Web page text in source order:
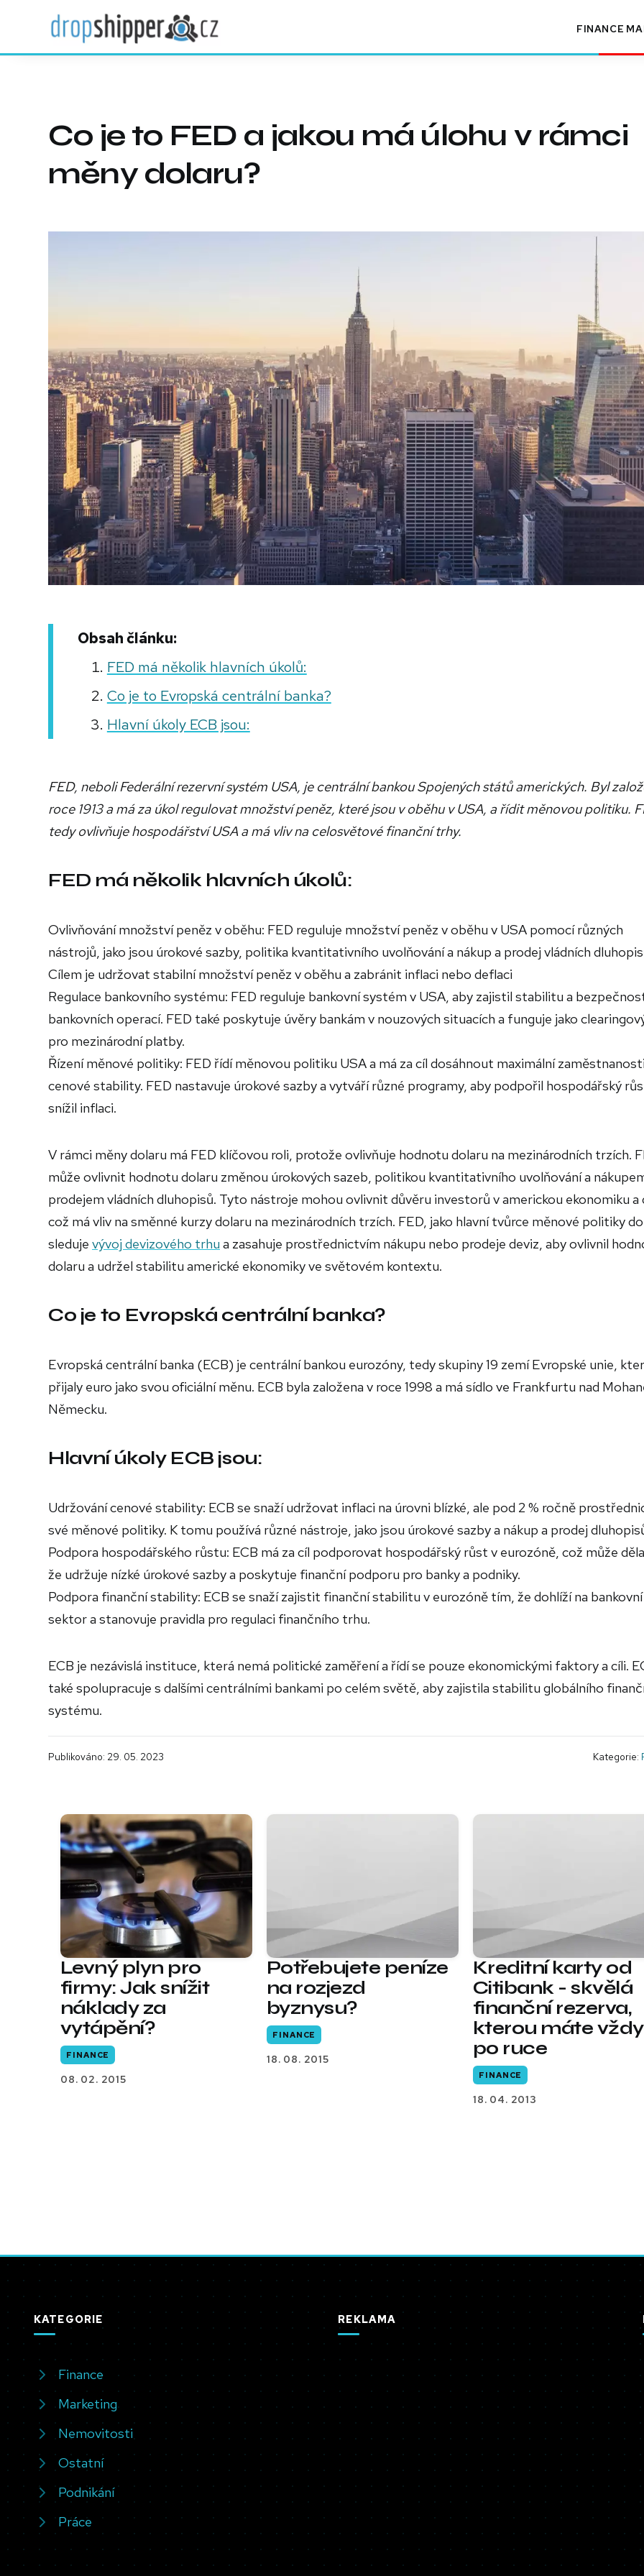
FINANCE
Co je to FED a jakou má úlohu v rámci
měny dolaru?
Obsah článku:
FED má několik hlavních úkolů:
Co je to Evropská centrální banka?
Hlavní úkoly ECB jsou:
FED, neboli Federální rezervní systém USA, je centrální bankou Spojených států amerických. Byl
roce 1913 a má za úkol regulovat množství peněz, které jsou v oběhu v USA, a řídit měnovou politiku.
tedy ovlivňuje hospodářství USA a má vliv na celosvětové finanční trhy.
FED má několik hlavních úkolů:
Ovlivňování množství peněz v oběhu: FED reguluje množství peněz v oběhu v USA pomocí různých
nástrojů, jako jsou úrokové sazby, politika kvantitativního uvolňování a nákup a prodej vládních
Cílem je udržovat stabilní množství peněz v oběhu a zabránit inflaci nebo deflaci
Regulace bankovního systému: FED reguluje bankovní systém v USA, aby zajistil stabilitu a
bankovních operací. FED také poskytuje úvěry bankám v nouzových situacích a funguje jako
pro mezinárodní platby.
Řízení měnové politiky: FED řídí měnovou politiku USA a má za cíl dosáhnout maximální
cenové stability. FED nastavuje úrokové sazby a vytváří různé programy, aby podpořil hospodářský
snížil inflaci.
V rámci měny dolaru má FED klíčovou roli, protože ovlivňuje hodnotu dolaru na mezinárodních trzích.
může ovlivnit hodnotu dolaru změnou úrokových sazeb, politikou kvantitativního uvolňování a
prodejem vládních dluhopisů. Tyto nástroje mohou ovlivnit důvěru investorů v americkou ekonomiku a
což má vliv na směnné kurzy dolaru na mezinárodních trzích. FED, jako hlavní tvůrce měnové politiky
sleduje vývoj devizového trhu a zasahuje prostřednictvím nákupu nebo prodeje deviz, aby ovlivnil
dolaru a udržel stabilitu americké ekonomiky ve světovém kontextu.
Co je to Evropská centrální banka?
Evropská centrální banka (ECB) je centrální bankou eurozóny, tedy skupiny 19 zemí Evropské unie,
přijaly euro jako svou oficiální měnu. ECB byla založena v roce 1998 a má sídlo ve Frankfurtu nad
Německu.
Hlavní úkoly ECB jsou:
Udržování cenové stability: ECB se snaží udržovat inflaci na úrovni blízké, ale pod 2 % ročně
své měnové politiky. K tomu používá různé nástroje, jako jsou úrokové sazby a nákup a prodej
Podpora hospodářského růstu: ECB má za cíl podporovat hospodářský růst v eurozóně, což může
že udržuje nízké úrokové sazby a poskytuje finanční podporu pro banky a podniky.
Podpora finanční stability: ECB se snaží zajistit finanční stabilitu v eurozóně tím, že dohlíží na bankovní
sektor a stanovuje pravidla pro regulaci finančního trhu.
ECB je nezávislá instituce, která nemá politické zaměření a řídí se pouze ekonomickými faktory a cíli.
také spolupracuje s dalšími centrálními bankami po celém světě, aby zajistila stabilitu globálního
systému.
Publikováno: 29. 05. 2023 Kategorie:
Levný plyn pro
firmy: Jak snížit
náklady za
vytápění?
FINANCE
08. 02. 2015
Potřebujete peníze
na rozjezd
byznysu?
FINANCE
18. 08. 2015
Kreditní karty od
Citibank - skvělá
finanční rezerva,
kterou máte vždy
po ruce
FINANCE
18. 04. 2013
KATEGORIE
Finance
Marketing
Nemovitosti
Ostatní
Podnikání
Práce
REKLAMA